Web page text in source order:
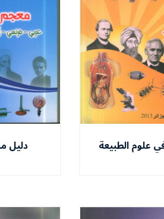
دليل مدرسي في علوم الطبيعة دليل